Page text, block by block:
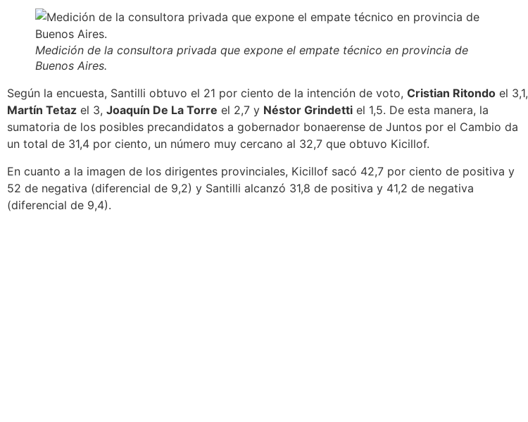
Medición de la consultora privada que expone el empate técnico en provincia de
Buenos Aires.
Según la encuesta, Santilli obtuvo el 21 por ciento de la intención de voto, Cristian Ritondo el 3,1,
Martín Tetaz el 3, Joaquín De La Torre el 2,7 y Néstor Grindetti el 1,5. De esta manera, la
sumatoria de los posibles precandidatos a gobernador bonaerense de Juntos por el Cambio da
un total de 31,4 por ciento, un número muy cercano al 32,7 que obtuvo Kicillof.
En cuanto a la imagen de los dirigentes provinciales, Kicillof sacó 42,7 por ciento de positiva y
52 de negativa (diferencial de 9,2) y Santilli alcanzó 31,8 de positiva y 41,2 de negativa
(diferencial de 9,4).